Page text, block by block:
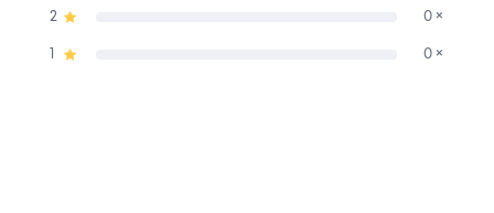
2 0 ×
0 ×